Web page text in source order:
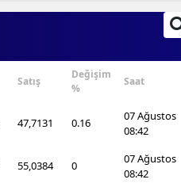
Satış
Değişim
%
Saat
47,7131 0.16
07 Ağustos
08:42
55,0384 0
07 Ağustos
08:42